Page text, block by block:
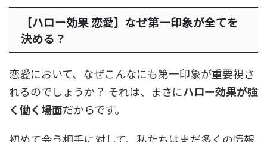
【ハロー効果 恋愛】なぜ第一印象が全てを
決める？
恋愛において、なぜこんなにも第一印象が重要視さ
れるのでしょうか？ それは、まさにハロー効果が強
く働く場面だからです。